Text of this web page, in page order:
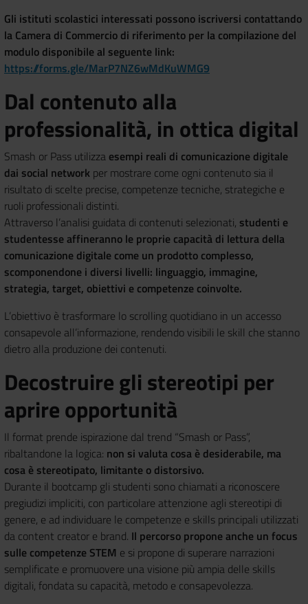
Gli istituti scolastici interessati possono iscriversi contattando
la Camera di Commercio di riferimento per la compilazione del
modulo disponibile al seguente link:
https://forms.gle/MarP7NZ6wMdKuWMG9
Dal contenuto alla
professionalità, in ottica digital
Smash or Pass utilizza esempi reali di comunicazione digitale
dai social network per mostrare come ogni contenuto sia il
risultato di scelte precise, competenze tecniche, strategiche e
ruoli professionali distinti.
Attraverso l’analisi guidata di contenuti selezionati, studenti e
studentesse affineranno le proprie capacità di lettura della
comunicazione digitale come un prodotto complesso,
scomponendone i diversi livelli: linguaggio, immagine,
strategia, target, obiettivi e competenze coinvolte.
L’obiettivo è trasformare lo scrolling quotidiano in un accesso
consapevole all’informazione, rendendo visibili le skill che stanno
dietro alla produzione dei contenuti.
Decostruire gli stereotipi per
aprire opportunità
Il format prende ispirazione dal trend “Smash or Pass”,
ribaltandone la logica: non si valuta cosa è desiderabile, ma
cosa è stereotipato, limitante o distorsivo.
Durante il bootcamp gli studenti sono chiamati a riconoscere
pregiudizi impliciti, con particolare attenzione agli stereotipi di
genere, e ad individuare le competenze e skills principali utilizzati
da content creator e brand. Il percorso propone anche un focus
sulle competenze STEM e si propone di superare narrazioni
semplificate e promuovere una visione più ampia delle skills
digitali, fondata su capacità, metodo e consapevolezza.